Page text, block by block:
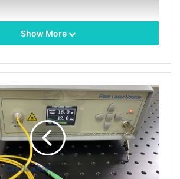
ロードバンド光源のデスクトップボタ
す。 RS232インターフェイスが付属
ウェア制御でカスタマイズできます。
Show More